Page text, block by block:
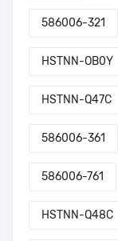
586006-321
HSTNN-OB0Y
HSTNN-Q47C
586006-361
586006-761
HSTNN-Q48C